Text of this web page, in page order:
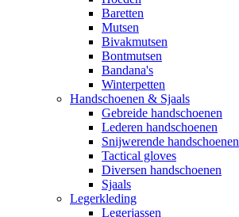
Baretten
Mutsen
Bivakmutsen
Bontmutsen
Bandana's
Winterpetten
Handschoenen & Sjaals
Gebreide handschoenen
Lederen handschoenen
Snijwerende handschoenen
Tactical gloves
Diversen handschoenen
Sjaals
Legerkleding
Legerjassen